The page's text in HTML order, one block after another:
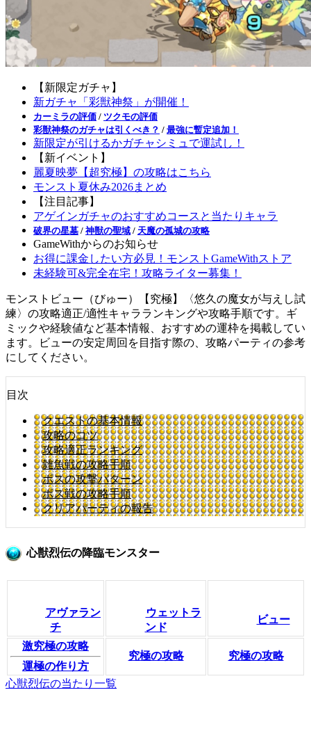
【新限定ガチャ】
新ガチャ「彩獣神祭」が開催！
カーミラの評価 / ツクモの評価
彩獣神祭のガチャは引くべき？ / 最強に暫定追加！
新限定が引けるかガチャシミュで運試し！
【新イベント】
麗夏映夢【超究極】の攻略はこちら
モンスト夏休み2026まとめ
【注目記事】
アゲインガチャのおすすめコースと当たりキャラ
破界の星墓 / 神獣の聖域 / 天魔の孤城の攻略
GameWithからのお知らせ
お得に課金したい方必見！モンストGameWithストア
未経験可&完全在宅！攻略ライター募集！
モンストビュー（びゅー）【究極】〈悠久の魔女が与えし試
練〉の攻略適正/適性キャラランキングや攻略手順です。ギ
ミックや経験値など基本情報、おすすめの運枠を掲載してい
ます。ビューの安定周回を目指す際の、攻略パーティの参考
にしてください。
目次
クエストの基本情報
攻略のコツ
攻略適正ランキング
雑魚戦の攻略手順
ボスの攻撃パターン
ボス戦の攻略手順
クリアパーティの報告
心獣烈伝の降臨モンスター
アヴァラン
チ
ウェットラ
ンド
ビュー
激究極の攻略
運極の作り方
究極の攻略 究極の攻略
心獣烈伝の当たり一覧